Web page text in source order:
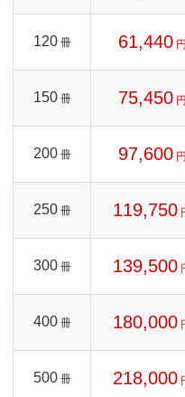
120 冊 61,440 円
150 冊 75,450 円
200 冊 97,600 円
250 冊 119,750
300 冊 139,500
400 冊 180,000
500 冊 218,000